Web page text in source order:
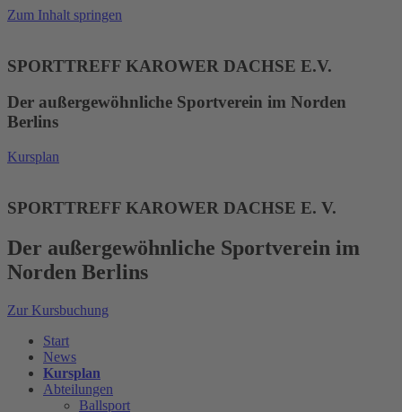
Zum Inhalt springen
SPORTTREFF KAROWER DACHSE E.V.
Der außergewöhnliche Sportverein im Norden
Berlins
Kursplan
SPORTTREFF KAROWER DACHSE E. V.
Der außergewöhnliche Sportverein im
Norden Berlins
Zur Kursbuchung
Start
News
Kursplan
Abteilungen
Ballsport